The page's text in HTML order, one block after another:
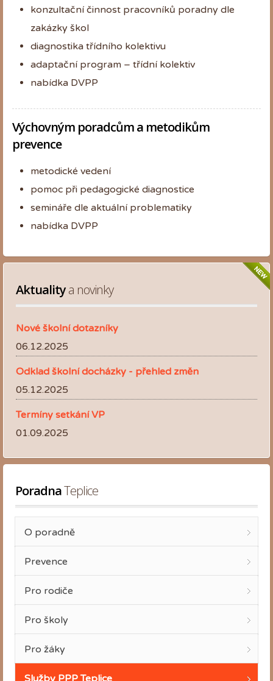
konzultační činnost pracovníků poradny dle
zakázky škol
diagnostika třídního kolektivu
adaptační program – třídní kolektiv
nabídka DVPP
Výchovným poradcům a metodikům
prevence
metodické vedení
pomoc při pedagogické diagnostice
semináře dle aktuální problematiky
nabídka DVPP
Aktuality a novinky
Nové školní dotazníky
06.12.2025
Odklad školní docházky - přehled změn
05.12.2025
Termíny setkání VP
01.09.2025
Poradna Teplice
O poradně
Prevence
Pro rodiče
Pro školy
Pro žáky